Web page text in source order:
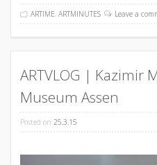
ARTIME ARTMINUTES Leave a
ARTVLOG | Kazimir
Museum Assen
Posted on 25.3.15